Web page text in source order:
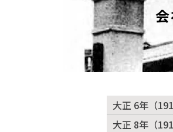
大正 6年（
大正 8年（